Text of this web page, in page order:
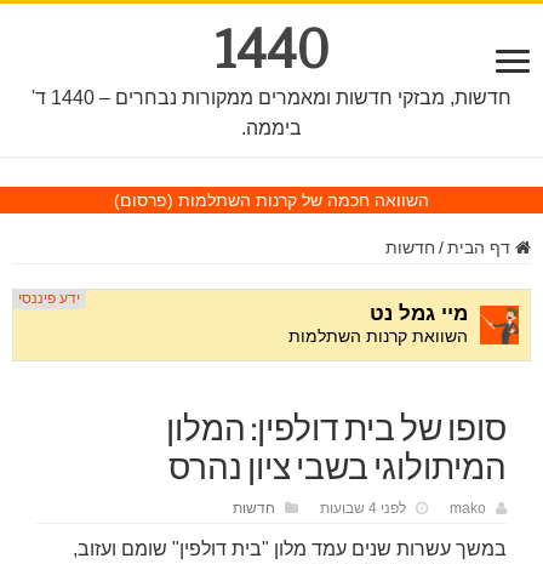
1440
חדשות, מבזקי חדשות ומאמרים ממקורות נבחרים – 1440 ד'
ביממה.
השוואה חכמה של קרנות השתלמות (פרסום)
דף הבית / חדשות
סופו של בית דולפין: המלון
המיתולוגי בשבי ציון נהרס
mako לפני 4 שבועות חדשות
במשך עשרות שנים עמד מלון "בית דולפין" שומם ועזוב,